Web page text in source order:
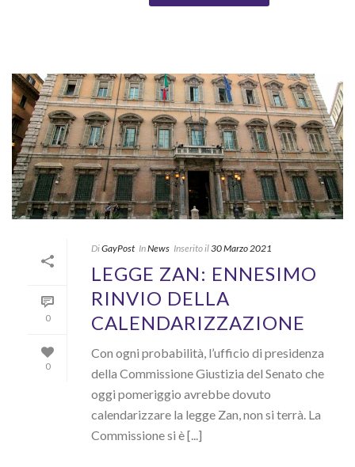
0
0
DiGayPost InNews Inserito il30 Marzo 2021
LEGGE ZAN: ENNESIMO
RINVIO DELLA
CALENDARIZZAZIONE
Con ogni probabilità, l’ufficio di presidenza
della Commissione Giustizia del Senato che
oggi pomeriggio avrebbe dovuto
calendarizzare la legge Zan, non si terrà. La
Commissione si è [...]